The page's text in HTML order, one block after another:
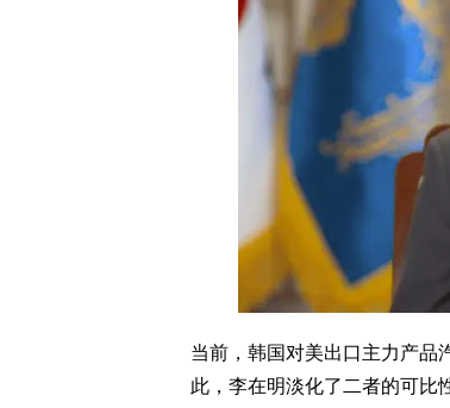
当前，韩国对美出口主力产品
此，李在明淡化了二者的可比